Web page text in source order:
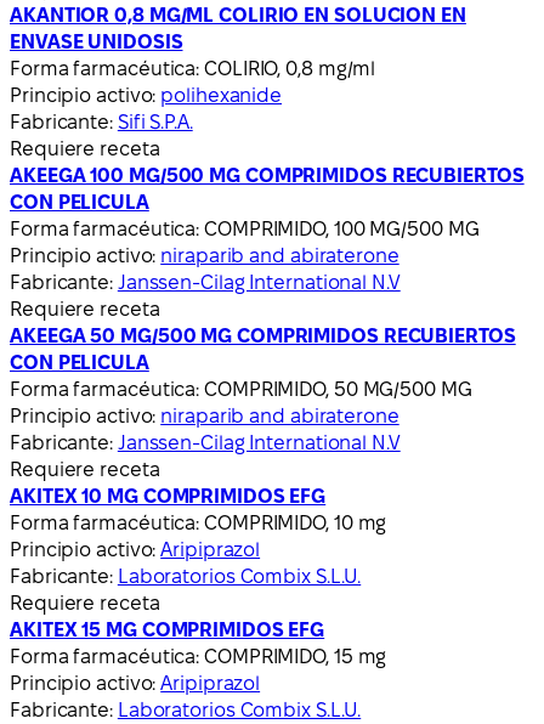
AKANTIOR 0,8 MG/ML COLIRIO EN SOLUCION EN
ENVASE UNIDOSIS
Forma farmacéutica: COLIRIO, 0,8 mg/ml
Principio activo: polihexanide
Fabricante: Sifi S.P.A.
Requiere receta
AKEEGA 100 MG/500 MG COMPRIMIDOS RECUBIERTOS
CON PELICULA
Forma farmacéutica: COMPRIMIDO, 100 MG/500 MG
Principio activo: niraparib and abiraterone
Fabricante: Janssen-Cilag International N.V
Requiere receta
AKEEGA 50 MG/500 MG COMPRIMIDOS RECUBIERTOS
CON PELICULA
Forma farmacéutica: COMPRIMIDO, 50 MG/500 MG
Principio activo: niraparib and abiraterone
Fabricante: Janssen-Cilag International N.V
Requiere receta
AKITEX 10 MG COMPRIMIDOS EFG
Forma farmacéutica: COMPRIMIDO, 10 mg
Principio activo:Aripiprazol
Fabricante: Laboratorios Combix S.L.U.
Requiere receta
AKITEX 15 MG COMPRIMIDOS EFG
Forma farmacéutica: COMPRIMIDO, 15 mg
Principio activo:Aripiprazol
Fabricante: Laboratorios Combix S.L.U.